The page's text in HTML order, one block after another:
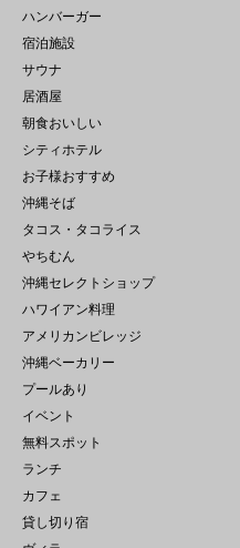
ハンバーガー
宿泊施設
サウナ
居酒屋
朝食おいしい
シティホテル
お子様おすすめ
沖縄そば
タコス・タコライス
やちむん
沖縄セレクトショップ
ハワイアン料理
アメリカンビレッジ
沖縄ベーカリー
プールあり
イベント
無料スポット
ランチ
カフェ
貸し切り宿